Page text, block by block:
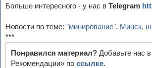
Больше интересного - у нас в Telegram
Новости по теме: "минирование", Минск,
***
Понравился материал? Добавьте нас
Рекомендации» по ссылке.